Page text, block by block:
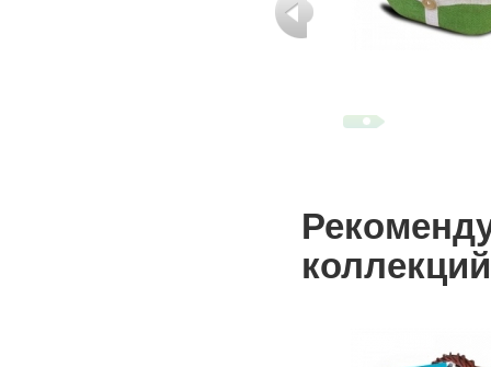
коллекций